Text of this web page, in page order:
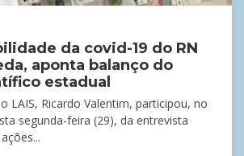
da covid-19 do RN
aponta balanço do
estadual
LAIS, Ricardo Valentim, participou, no
segunda-feira (29), da entrevista